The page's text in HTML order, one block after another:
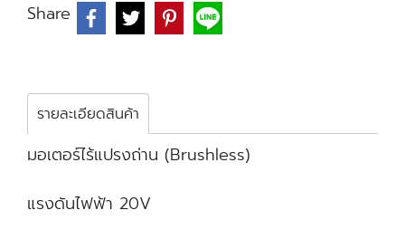
Share
รายละเอียดสินค้า
มอเตอร์ไร้แปรงถ่าน (Brushless)
แรงดันไฟฟ้า 20V